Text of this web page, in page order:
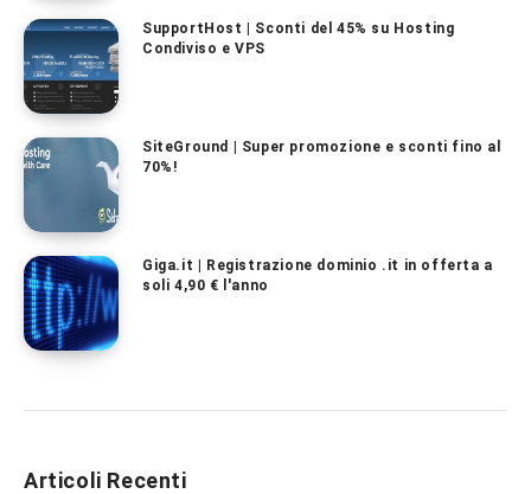
SupportHost | Sconti del 45% su Hosting
Condiviso e VPS
SiteGround | Super promozione e sconti fino al
70%!
Giga.it | Registrazione dominio .it in offerta a
soli 4,90 € l'anno
Articoli Recenti